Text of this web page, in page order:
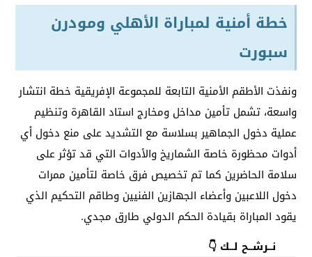
خطة أمنية لمباراة الأهلي ومودرن
سبورت
ونفذت الأطقم الأمنية التابعة للمجموعة الإفريقية خطة انتشار
واسعة، تشمل تأمين مداخل ومخارج استاد القاهرة وتنظيم
عملية دخول الجماهير بسلاسة مع التشديد على منع دخول أي
أدوات محظورة خاصة الشماريخ والأدوات التي قد تؤثر على
سلامة الحاضرين كما تم تخصيص فرق خاصة لتأمين ممرات
دخول اللاعبين وأعضاء الجهازين الفنيين وطاقم التحكيم الذي
يقود المباراة بقيادة الحكم الدولي طارق مجدي.
نــرشــح لــك 👇